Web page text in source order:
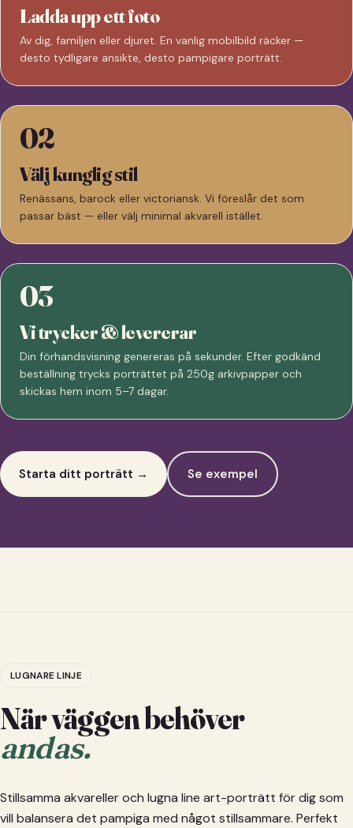
Ladda upp ett foto
Av dig, familjen eller djuret. En vanlig mobilbild räcker —
desto tydligare ansikte, desto pampigare porträtt.
02
Välj kunglig stil
Renässans, barock eller victoriansk. Vi föreslår det som
passar bäst — eller välj minimal akvarell istället.
03
Vi trycker & levererar
Din förhandsvisning genereras på sekunder. Efter godkänd
beställning trycks porträttet på 250g arkivpapper och
skickas hem inom 5–7 dagar.
Starta ditt porträtt → Se exempel
LUGNARE LINJE
När väggen behöver
andas.
Stillsamma akvareller och lugna line art-porträtt för dig som
vill balansera det pampiga med något stillsammare. Perfekt